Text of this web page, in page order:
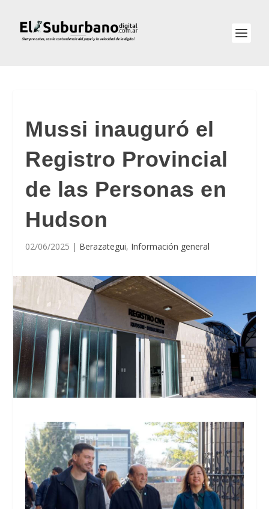
Mussi inauguró el
Registro Provincial
de las Personas en
Hudson
02/06/2025 | Berazategui, Información general